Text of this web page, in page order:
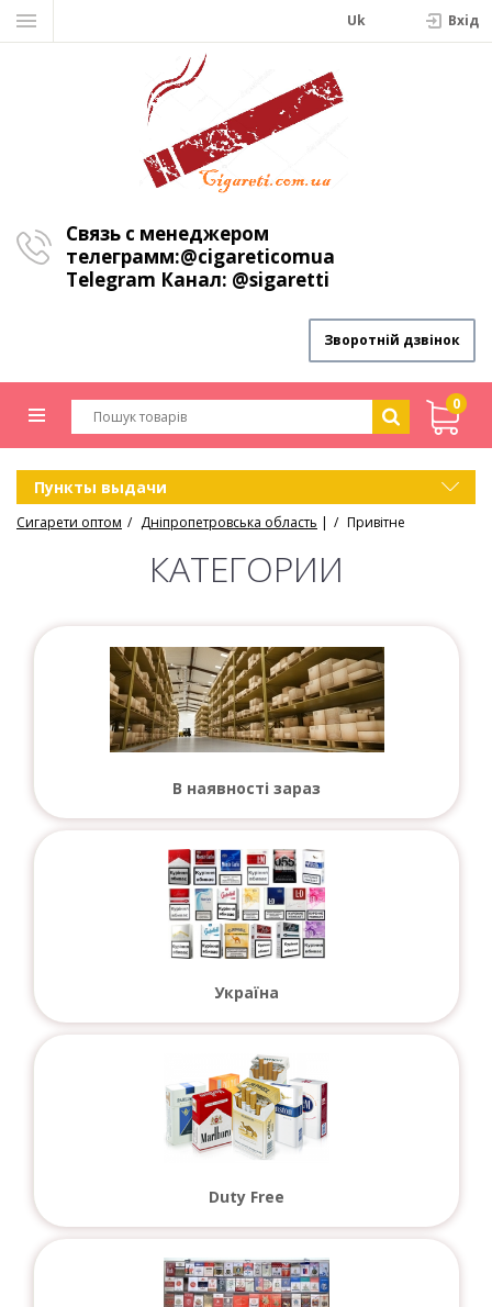
Uk Вхiд
Связь с менеджером
телеграмм:@cigareticomua
Telegram Канал: @sigaretti
Зворотній дзвінок
0
Пункты выдачи
Сигарети оптом Дніпропетровська область | Привітне
КАТЕГОРИИ
В наявності зараз
Україна
Duty Free